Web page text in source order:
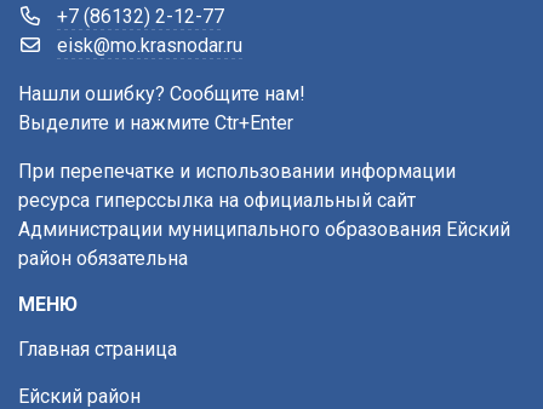
+7 (86132) 2-12-77
eisk@mo.krasnodar.ru
Нашли ошибку? Сообщите нам!
Выделите и нажмите Ctr+Enter
При перепечатке и использовании информации
ресурса гиперссылка на официальный сайт
Администрации муниципального образования Ейский
район обязательна
МЕНЮ
Главная страница
Ейский район